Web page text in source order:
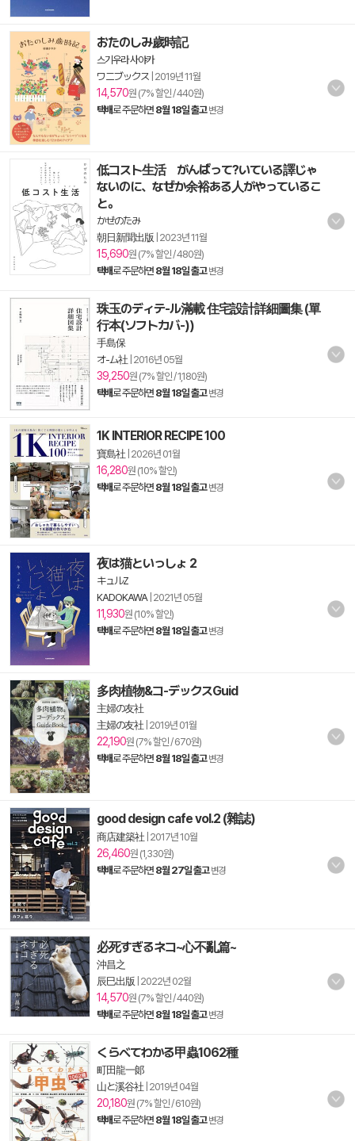
おたのしみ歲時記
스기우라 사야카
ワニブックス 2019년 11월
14,570원 (7% 할인 / 440원)
택배로 주문하면 8월 18일 출고 변경
低コスト生活 がんばって?いている譯じゃ
ないのに、なぜか余裕ある人がやっているこ
と。
かぜのたみ
朝日新聞出版 2023년 11월
15,690원 (7% 할인 / 480원)
택배로 주문하면 8월 18일 출고 변경
珠玉のディテ-ル滿載 住宅設計詳細圖集 (單
行本(ソフトカバ-))
手島保
オ-ム社 2016년 05월
39,250원 (7% 할인 / 1,180원)
택배로 주문하면 8월 18일 출고 변경
1K INTERIOR RECIPE 100
寶島社 2026년 01월
16,280원 (10% 할인)
택배로 주문하면 8월 18일 출고 변경
夜は猫といっしょ 2
キュルZ
KADOKAWA| 2021년 05월
11,930원 (10% 할인)
택배로 주문하면 8월 18일 출고 변경
多肉植物&コ-デックスGuid
主婦の友社
主婦の友社 2019년 01월
22,190원 (7% 할인 / 670원)
택배로 주문하면 8월 18일 출고 변경
good design cafe vol.2 (雜誌)
商店建築社 2017년 10월
26,460원 (1,330원)
택배로 주문하면 8월 27일 출고 변경
必死すぎるネコ~心不亂篇~
沖昌之
辰巳出版 2022년 02월
14,570원 (7% 할인 / 440원)
택배로 주문하면 8월 18일 출고 변경
くらべてわかる甲蟲1062種
町田龍一郞
山と溪谷社 2019년 04월
20,180원 (7% 할인 / 610원)
택배로 주문하면 8월 18일 출고 변경